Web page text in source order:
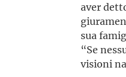
aver
sua
“Se
visioni